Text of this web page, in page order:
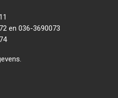
en 036-3690073